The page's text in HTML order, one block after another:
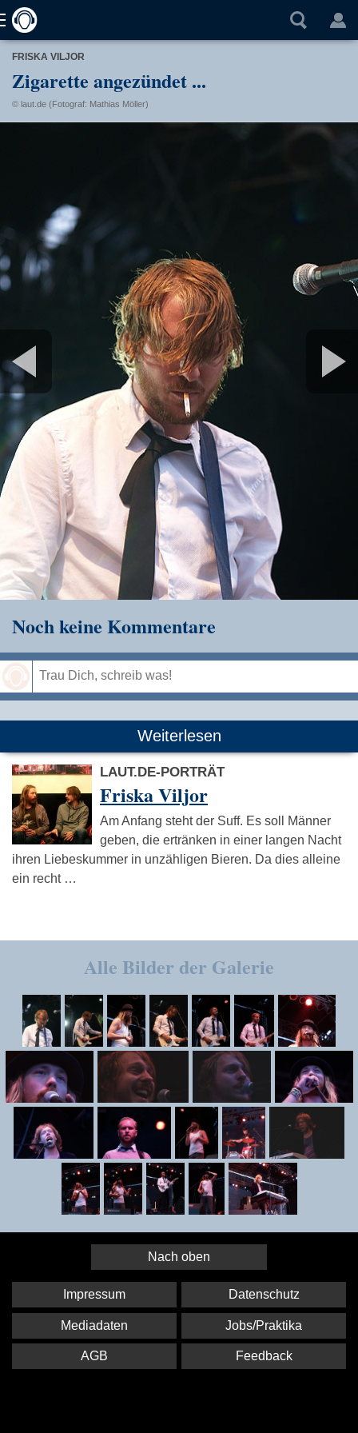
FRISKA VILJOR
Zigarette angezündet ...
© laut.de (Fotograf: Mathias Möller)
Noch keine Kommentare
Weiterlesen
LAUT.DE-PORTRÄT
Friska Viljor
Am Anfang steht der Suff. Es soll Männer
geben, die ertränken in einer langen Nacht
ihren Liebeskummer in unzähligen Bieren. Da dies alleine
ein recht …
Alle Bilder der Galerie
Nach oben
Impressum Datenschutz
Mediadaten Jobs/Praktika
AGB Feedback